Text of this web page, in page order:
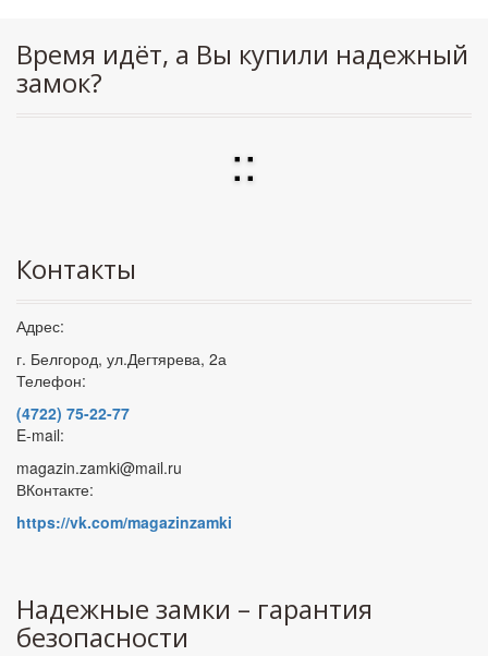
Время идёт, а Вы купили надежный
замок?
::
Контакты
Адрес:
г. Белгород, ул.Дегтярева, 2а
Телефон:
(4722) 75-22-77
E-mail:
magazin.zamki@mail.ru
ВКонтакте:
https://vk.com/magazinzamki
Надежные замки – гарантия
безопасности